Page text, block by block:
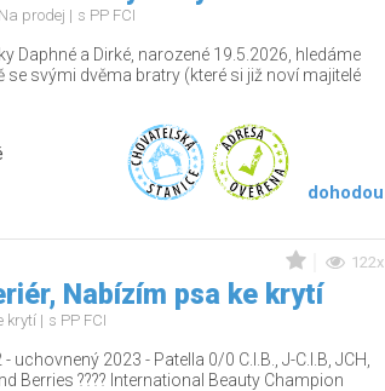
Na prodej s PP FCI
Daphné a Dirké, narozené 19.5.2026, hledáme
se svými dvěma bratry (které si již noví majitelé
dohodou
122x
Nabízím psa ke krytí
krytí s PP FCI
uchovnený 2023 - Patella 0/0 C.I.B., J-C.I.B, JCH,
Berries ???? International Beauty Champion